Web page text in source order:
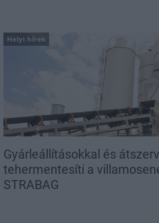
Helyi hírek
Gyárleállításokkal és
tehermentesíti a
STRABAG